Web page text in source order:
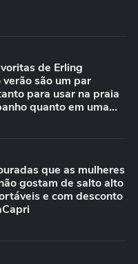
de Erling
são um par
para usar na praia
quanto em uma
que as mulheres
gostam de salto alto
e com desconto